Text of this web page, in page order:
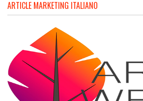
ARTICLE MARKETING ITALIANO